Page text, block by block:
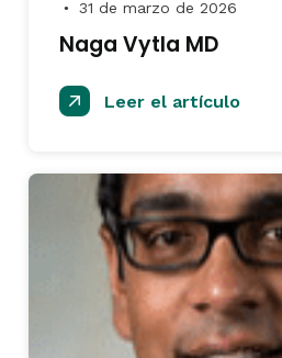
● 31 de marzo de 2026
Naga Vytla MD
Leer el artículo